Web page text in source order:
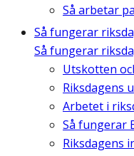
Så arbetar
Så fungerar
Så fungerar
Utskotten
Riksdagens
Arbetet i
Så fungerar
Riksdagens